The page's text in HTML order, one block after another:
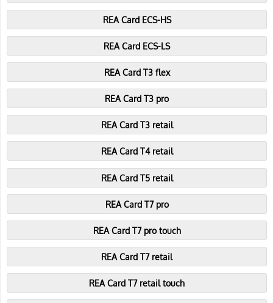
REA Card ECS-HS
REA Card ECS-LS
REA Card T3 flex
REA Card T3 pro
REA Card T3 retail
REA Card T4 retail
REA Card T5 retail
REA Card T7 pro
REA Card T7 pro touch
REA Card T7 retail
REA Card T7 retail touch